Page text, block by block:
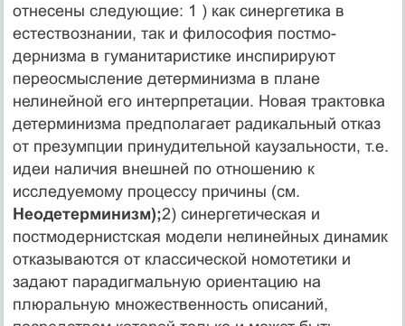
отнесены следующие: 1 ) как си­нергетика в
естествознании, так и философия постмо­
дернизма в гуманитаристике инспирируют
переосмыс­ление детерминизма в плане
нелинейной его интерпре­тации. Новая трактовка
детерминизма предполагает ра­дикальный отказ
от презумпции принудительной кау­зальности, т.е.
идеи наличия внешней по отношению к
исследуемому процессу причины (см.
Неодетерми­низм);2) синергетическая и
постмодернистская модели нелинейных динамик
отказываются от классической номотетики и
задают парадигмальную ориентацию на
плюральную множественность описаний,